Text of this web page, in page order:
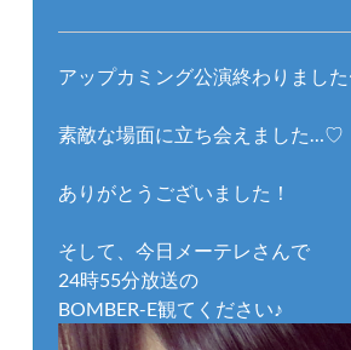
アップカミング公演終わりまし
素敵な場面に立ち会えました…♡
ありがとうございました！
そして、今日メーテレさんで
24時55分放送の
BOMBER-E観てください♪